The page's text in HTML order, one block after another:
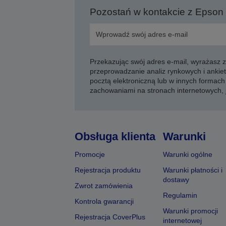
Pozostań w kontakcie z Epson
Przekazując swój adres e-mail, wyrażasz
przeprowadzanie analiz rynkowych i
pocztą elektroniczną lub w innych
zachowaniami na stronach
Obsługa klienta
Promocje
Rejestracja produktu
Zwrot zamówienia
Kontrola gwarancji
Rejestracja CoverPlus
Warunki
Warunki ogólne
Warunki płatności i
dostawy
Regulamin
Warunki promocji
internetowej